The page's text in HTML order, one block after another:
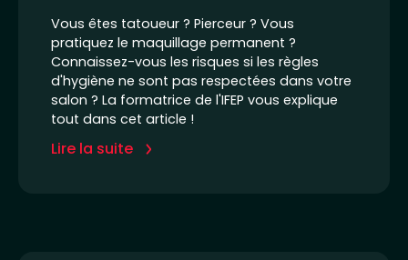
Vous êtes tatoueur ? Pierceur ? Vous
pratiquez le maquillage permanent ?
Connaissez-vous les risques si les règles
d'hygiène ne sont pas respectées dans votre
salon ? La formatrice de l'IFEP vous explique
tout dans cet article !
Lire la suite